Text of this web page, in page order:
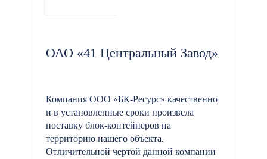
ОАО «41 Центральный Завод»
Компания ООО «БК-Ресурс» качественно
и в установленные сроки произвела
поставку блок-контейнеров на
территорию нашего объекта.
Отличительной чертой данной компании